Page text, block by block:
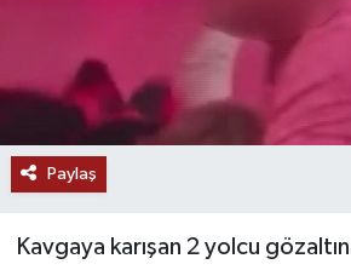
Paylaş
Kavgaya karışan 2 yolcu
Kültür Sanat
Magazin
Politika
Sağlık